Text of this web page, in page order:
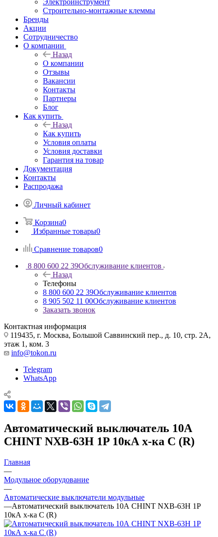
Электроинструмент
Строительно-монтажные клеммы
Бренды
Акции
Сотрудничество
О компании
Назад
О компании
Отзывы
Вакансии
Контакты
Партнеры
Блог
Как купить
Назад
Как купить
Условия оплаты
Условия доставки
Гарантия на товар
Документация
Контакты
Распродажа
Личный кабинет
Корзина0
Избранные товары0
Сравнение товаров0
8 800 600 22 39Обслуживание клиентов
Назад
Телефоны
8 800 600 22 39Обслуживание клиентов
8 905 502 11 00Обслуживание клиентов
Заказать звонок
Контактная информация
119435, г. Москва, Большой Саввинский пер., д. 10, стр. 2А,
этаж 1, ком. 3
info@tokon.ru
Telegram
WhatsApp
Автоматический выключатель 10А
CHINT NXB-63H 1P 10кА х-ка C (R)
Главная
—
Модульное оборудование
—
Автоматические выключатели модульные
—Автоматический выключатель 10А CHINT NXB-63H 1P
10кА х-ка C (R)